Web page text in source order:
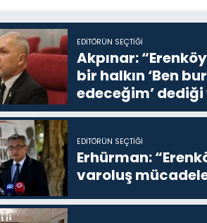
EDITÖRÜN SEÇTIĞI
Akpınar:
bir halkın ‘Ben
edeceğim’ dediği
EDITÖRÜN SEÇTIĞI
Erhürman:
varoluş